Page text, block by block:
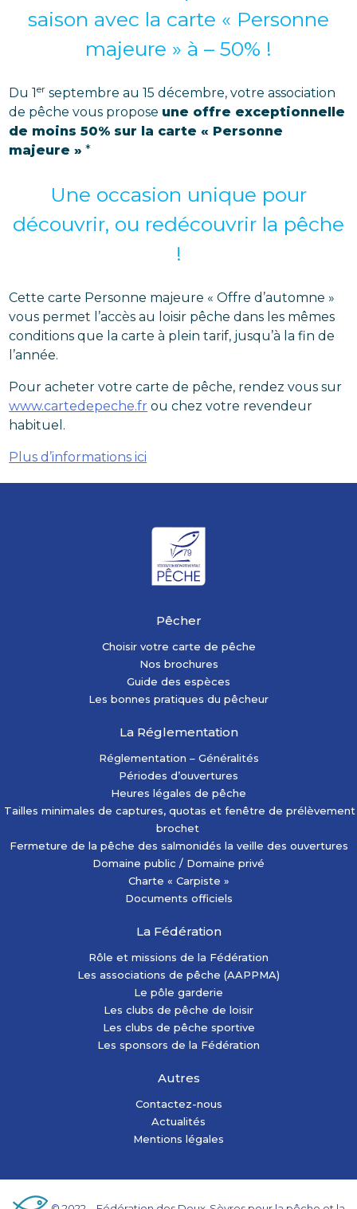
saison avec la carte « Personne
majeure » à – 50% !
Du 1er septembre au 15 décembre, votre association
de pêche vous propose une offre exceptionnelle
de moins 50% sur la carte « Personne
majeure » *
Une occasion unique pour
découvrir, ou redécouvrir la pêche
!
Cette carte Personne majeure « Offre d’automne »
vous permet l’accès au loisir pêche dans les mêmes
conditions que la carte à plein tarif, jusqu’à la fin de
l’année.
Pour acheter votre carte de pêche, rendez vous sur
www.cartedepeche.fr ou chez votre revendeur
habituel.
Plus d’informations ici
Pêcher
Choisir votre carte de pêche
Nos brochures
Guide des espèces
Les bonnes pratiques du pêcheur
La Réglementation
Réglementation – Généralités
Périodes d’ouvertures
Heures légales de pêche
Tailles minimales de captures, quotas et fenêtre de prélèvement
brochet
Fermeture de la pêche des salmonidés la veille des ouvertures
Domaine public / Domaine privé
Charte « Carpiste »
Documents officiels
La Fédération
Rôle et missions de la Fédération
Les associations de pêche (AAPPMA)
Le pôle garderie
Les clubs de pêche de loisir
Les clubs de pêche sportive
Les sponsors de la Fédération
Autres
Contactez-nous
Actualités
Mentions légales